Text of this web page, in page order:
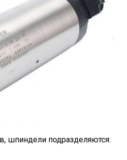
шпиндели подразделяются: